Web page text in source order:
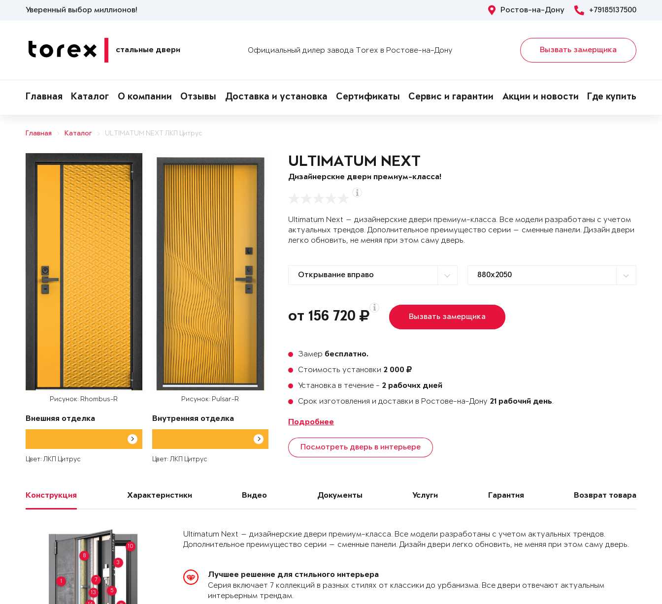
Уверенный выбор миллионов! Ростов-на-Дону +79185137500
стальные двери Официальный дилер завода Torex в Ростове-на-Дону Вызвать замерщика
Главная Каталог О компании Отзывы Доставка и установка Сертификаты Сервис и гарантии Акции и новости Где купить
Главная Каталог ULTIMATUM NEXT ЛКП Цитрус
Рисунок: Rhombus-R
Внешняя отделка
Цвет: ЛКП Цитрус
Рисунок: Pulsar-R
Внутренняя отделка
Цвет: ЛКП Цитрус
ULTIMATUM NEXT
Дизайнерские двери премиум-класса!
Ultimatum Next — дизайнерские двери премиум-класса. Все модели разработаны с учетом
актуальных трендов. Дополнительное преимущество серии — сменные панели. Дизайн двери
легко обновить, не меняя при этом саму дверь.
от 156 720 Вызвать замерщика
Замер бесплатно.
Стоимость установки 2 000
Установка в течение - 2 рабочих дней
Срок изготовления и доставки в Ростове-на-Дону 21 рабочий день.
Подробнее
Посмотреть дверь в интерьере
Конструкция Характеристики Видео Документы Услуги Гарантия Возврат товара
1
3
5
7
8
10
13
Ultimatum Next — дизайнерские двери премиум-класса. Все модели разработаны с учетом актуальных трендов.
Дополнительное преимущество серии — сменные панели. Дизайн двери легко обновить, не меняя при этом саму дверь.
Лучшее решение для стильного интерьера
Серия включает 7 коллекций в разных стилях от классики до урбанизма. Все двери отвечают актуальным
интерьерным трендам.